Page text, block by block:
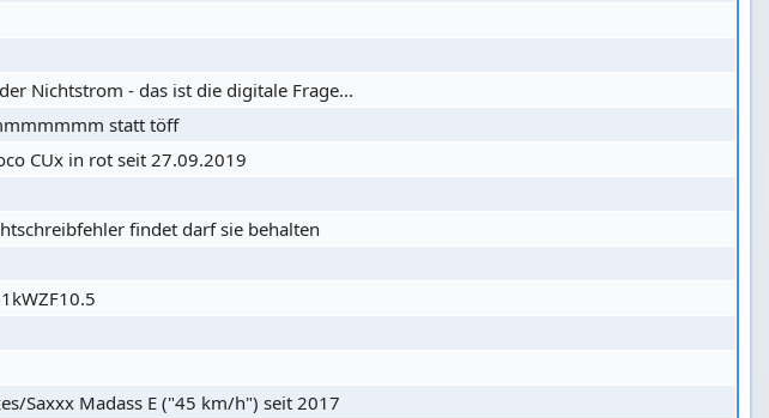
Nichtstrom - das ist die digitale Frage...
statt töff
CUx in rot seit 27.09.2019
findet darf sie behalten
Saxxx Madass E ("45 km/h") seit 2017